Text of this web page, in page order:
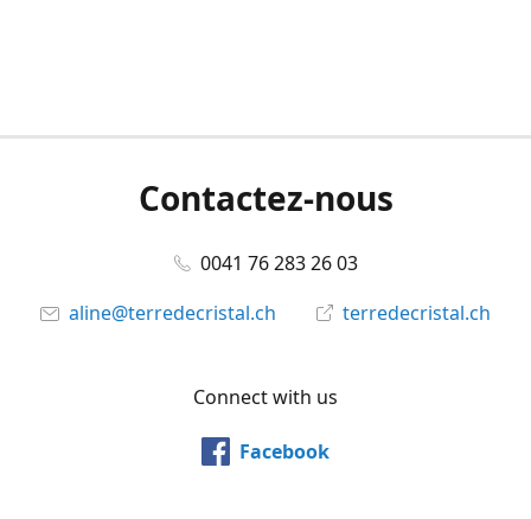
Contactez-nous
0041 76 283 26 03
aline@terredecristal.ch
terredecristal.ch
Connect with us
Facebook